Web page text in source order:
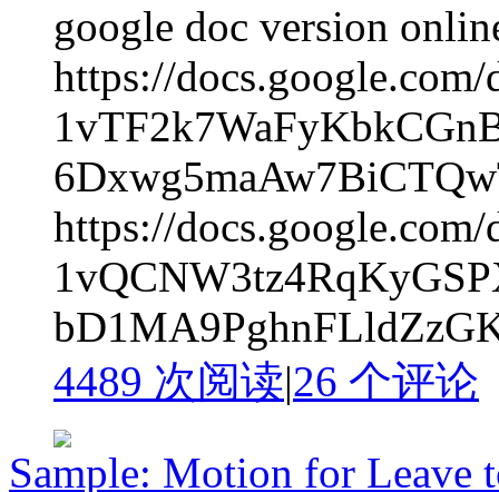
google doc version
https://
https://
4489 次阅读|26 个评论
Sample: Motion for Leave